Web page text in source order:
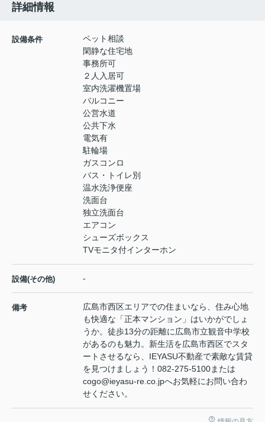
詳細情報
設備条件
ペット相談
閑静な住宅地
事務所可
２人入居可
室内洗濯機置場
バルコニー
公営水道
公共下水
電気有
駐輪場
ガスコンロ
バス・トイレ別
温水洗浄便座
洗面台
独立洗面台
エアコン
シューズボックス
TVモニタ付インターホン
設備(その他) -
備考
広島市西区エリアでの住まいなら、住み心地
も快適な「正本マンション」はいかがでしょ
うか。徒歩13分の距離に広島市立観音中学校
があるのも魅力。新生活を広島市西区でスタ
ートさせるなら、IEYASU不動産で素敵な賃貸
を見つけましょう！082-275-5100または
cogo@ieyasu-re.co.jpへお気軽にお問い合わ
せください。